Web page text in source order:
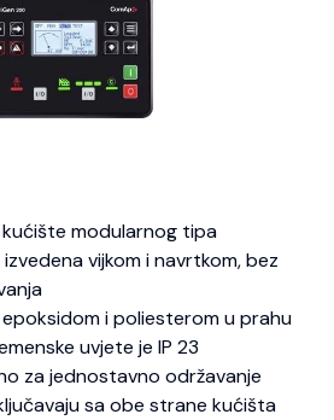
modularnog tipa
vijkom i navrtkom, bez
i poliesterom u prahu
uvjete je IP 23
za jednostavno održavanje
sa obe strane kućišta